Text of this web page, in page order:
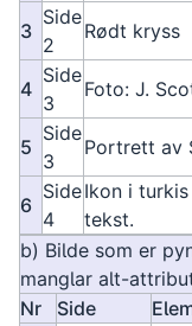
3
Side
2
Rødt kryss
4
Side
3
Foto: J.
5
Side
3
Portrett av
6
Side
4
Ikon i
tekst.
b) Bilde som er
manglar alt-
Nr
Side